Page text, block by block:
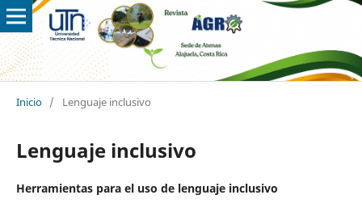
Inicio / Lenguaje inclusivo
Lenguaje inclusivo
Herramientas para el uso de lenguaje inclusivo